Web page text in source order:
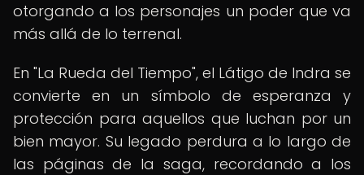
otorgando a los personajes un poder que va
más allá de lo terrenal.
En "La Rueda del Tiempo", el Látigo de Indra se
convierte en un símbolo de esperanza y
protección para aquellos que luchan por un
bien mayor. Su legado perdura a lo largo de
las páginas de la saga, recordando a los